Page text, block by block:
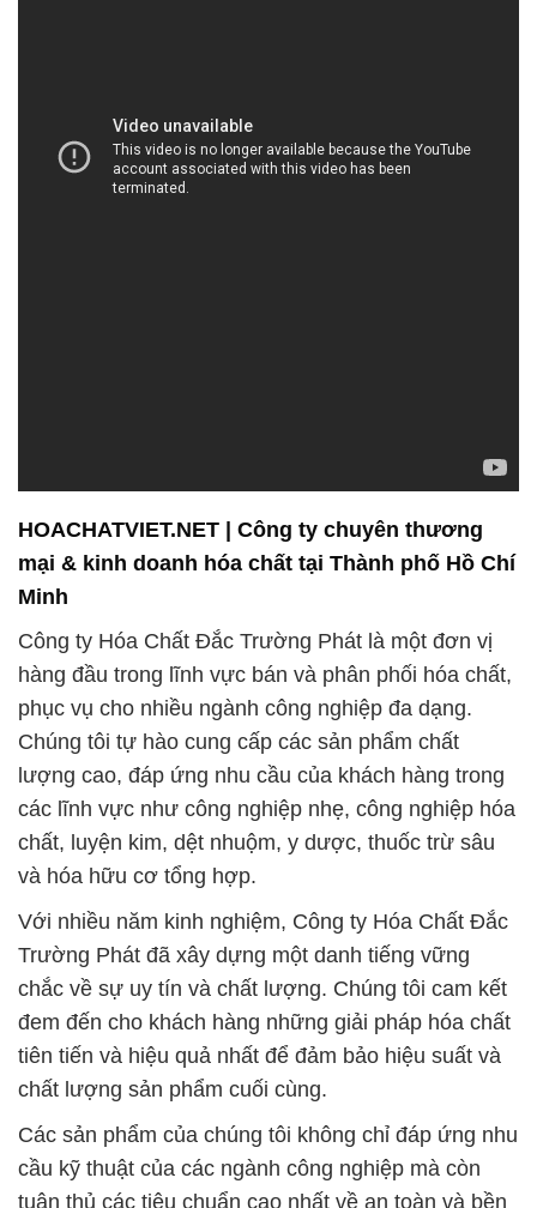
lượng cao, đáp ứng nhu cầu của khách hàng trong
các lĩnh vực như công nghiệp nhẹ, công nghiệp hóa
chất, luyện kim, dệt nhuộm, y dược, thuốc trừ sâu
và hóa hữu cơ tổng hợp.
Với nhiều năm kinh nghiệm, Công ty Hóa Chất Đắc
Trường Phát đã xây dựng một danh tiếng vững
chắc về sự uy tín và chất lượng. Chúng tôi cam kết
đem đến cho khách hàng những giải pháp hóa chất
tiên tiến và hiệu quả nhất để đảm bảo hiệu suất và
chất lượng sản phẩm cuối cùng.
Các sản phẩm của chúng tôi không chỉ đáp ứng nhu
cầu kỹ thuật của các ngành công nghiệp mà còn
tuân thủ các tiêu chuẩn cao nhất về an toàn và bền
vững môi trường. Chúng tôi luôn chú trọng và áp
dụng các biện pháp để giảm thiểu tác động tiêu cực
đối với môi trường và đảm bảo an toàn cho cộng
đồng xung quanh.
Chúng tôi là đối tác đáng tin cậy với mối quan hệ
bền vững với các nhà sản xuất và nhà cung ứng
hàng đầu trong ngành. Đội ngũ kỹ thuật của chúng
tôi sẵn sàng hỗ trợ khách hàng trong việc tối ưu hóa